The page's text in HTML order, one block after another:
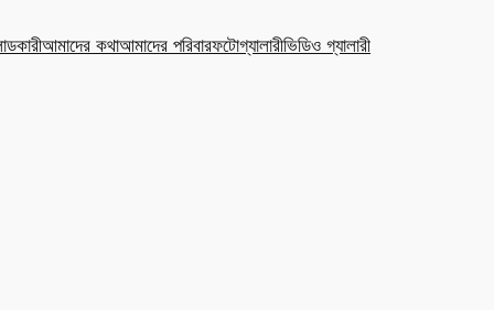
আমাদের কথাআমাদের পরিবারফটোগ্যালারীভিডিও গ্যালারী